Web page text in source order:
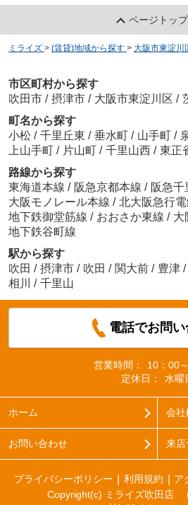
ページトッ
ミライズ > (賃貸)地域から探す > 大阪市東淀川
市区町村から探す
吹田市 / 摂津市 / 大阪市東淀川区 /
町名から探す
小松 / 千里丘東 / 垂水町 / 山手町 /
上山手町 / 片山町 / 千里山西 / 東正
路線から探す
東海道本線 / 阪急京都本線 / 阪急千
大阪モノレール本線 / 北大阪急行電
地下鉄御堂筋線 / おおさか東線 / 大
地下鉄谷町線
駅から探す
吹田 / 摂津市 / 吹田 / 関大前 / 豊津 /
相川
/ 千里山
電話でお問
営業時間：
10：00
定休日：
水曜
ホーム 会社
お問い合わせ 来店
プライバシーポリシー 利用規約 ア
Copyright(c) ミライズ吹田店